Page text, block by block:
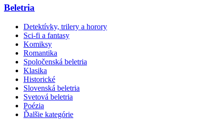
Beletria
Detektívky, trilery a horory
Sci-fi a fantasy
Komiksy
Romantika
Spoločenská beletria
Klasika
Historické
Slovenská beletria
Svetová beletria
Poézia
Ďalšie kategórie